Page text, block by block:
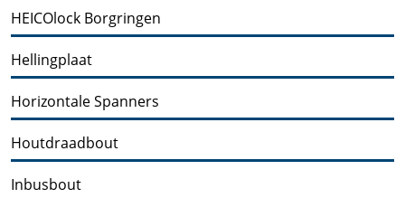
HEICOlock Borgringen
Hellingplaat
Horizontale Spanners
Houtdraadbout
Inbusbout